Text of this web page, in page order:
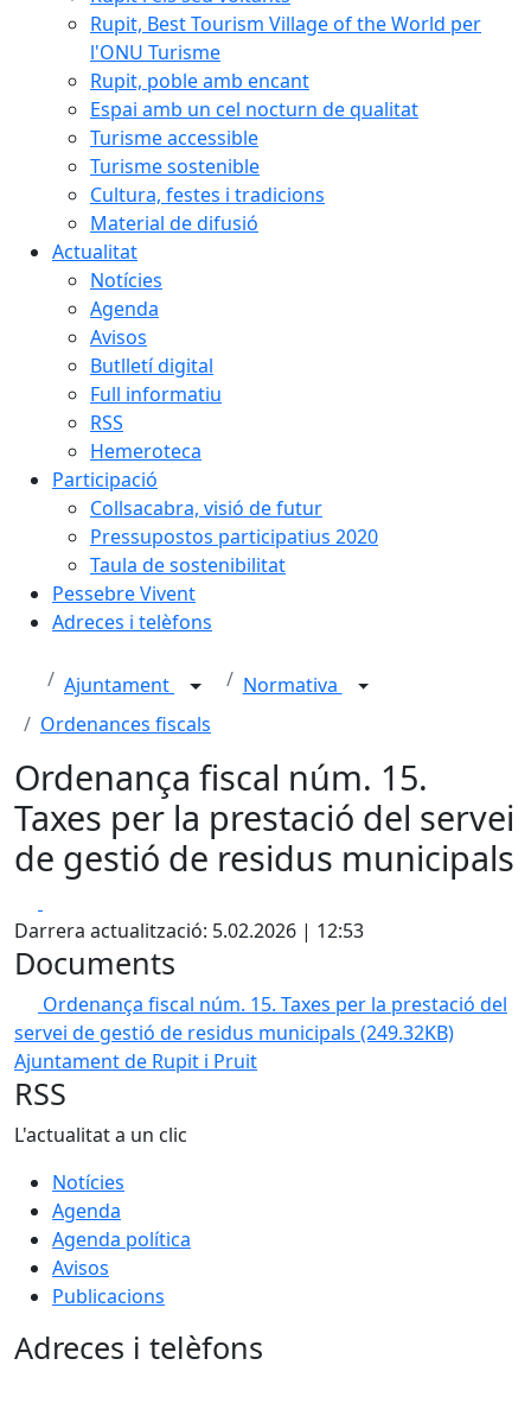
Rupit, Best Tourism Village of the World per
l'ONU Turisme
Rupit, poble amb encant
Espai amb un cel nocturn de qualitat
Turisme accessible
Turisme sostenible
Cultura, festes i tradicions
Material de difusió
Actualitat
Notícies
Agenda
Avisos
Butlletí digital
Full informatiu
RSS
Hemeroteca
Participació
Collsacabra, visió de futur
Pressupostos participatius 2020
Taula de sostenibilitat
Pessebre Vivent
Adreces i telèfons
Ajuntament
Normativa
Ordenances fiscals
Ordenança fiscal núm. 15.
Taxes per la prestació del servei
de gestió de residus municipals
Darrera actualització: 5.02.2026 | 12:53
Documents
Ordenança fiscal núm. 15. Taxes per la prestació del
servei de gestió de residus municipals (249.32KB)
Ajuntament de Rupit i Pruit
RSS
L'actualitat a un clic
Notícies
Agenda
Agenda política
Avisos
Publicacions
Adreces i telèfons